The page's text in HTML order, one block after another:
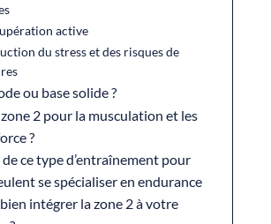
active
du stress et des risques de
ou base solide ?
2 pour la musculation et les
?
ce type d’entraînement pour
se spécialiser en endurance
intégrer la zone 2 à votre